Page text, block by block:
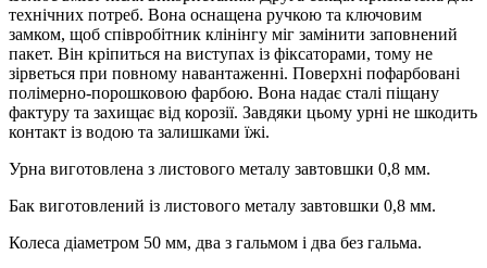
технічних потреб. Вона оснащена ручкою та ключовим
замком, щоб співробітник клінінгу міг замінити заповнений
пакет. Він кріпиться на виступах із фіксаторами, тому не
зірветься при повному навантаженні. Поверхні пофарбовані
полімерно-порошковою фарбою. Вона надає сталі піщану
фактуру та захищає від корозії. Завдяки цьому урні не шкодить
контакт із водою та залишками їжі.
Урна виготовлена з листового металу завтовшки 0,8 мм.
Бак виготовлений із листового металу завтовшки 0,8 мм.
Колеса діаметром 50 мм, два з гальмом і два без гальма.